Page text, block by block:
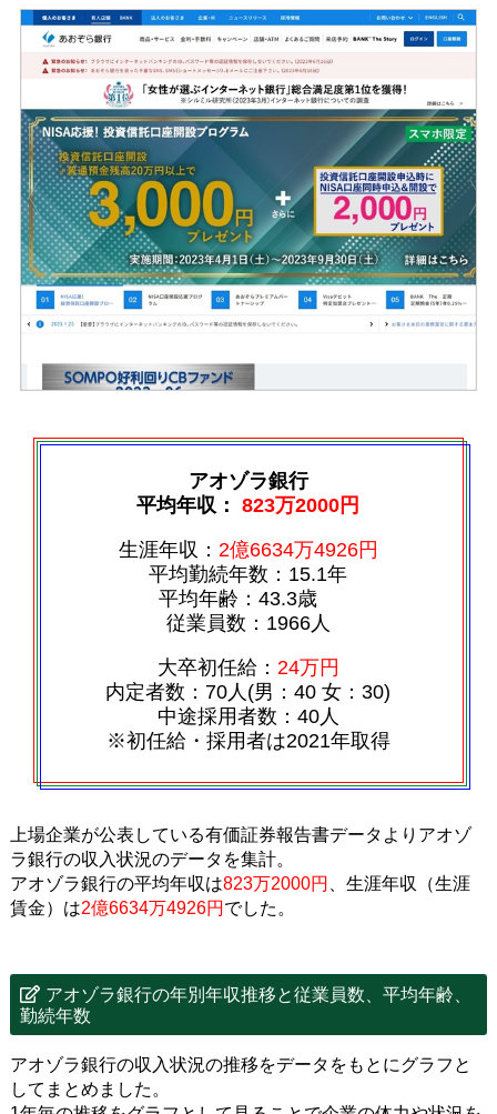
アオゾラ銀行
平均年収：823万2000円
生涯年収： 2億6634万4926円
平均勤続年数：15.1年
平均年齢：43.3歳
従業員数：1966人
大卒初任給： 24万円
内定者数：70人(男：40 女：30)
中途採用者数：40人
※初任給・採用者は2021年取得
上場企業が公表している有価証券報告書データよりアオゾ
ラ銀行の収入状況のデータを集計。
アオゾラ銀行の平均年収は823万2000円
、生涯年収（生涯
賃金）は2億6634万4926円 でした。
アオゾラ銀行の年別年収推移と従業員数、平均年齢、
勤続年数
アオゾラ銀行の収入状況の推移をデータをもとにグラフと
してまとめました。